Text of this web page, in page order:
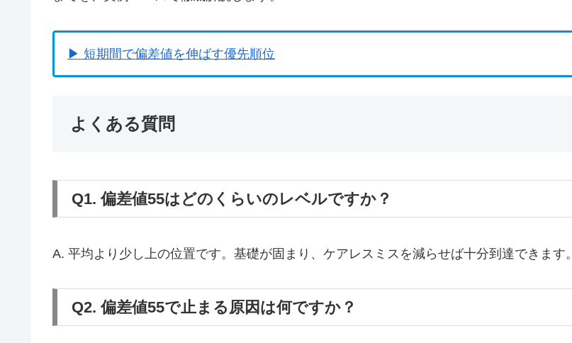
▶ 短期間で偏差値を伸ばす優先順位
よくある質問
Q1. 偏差値55はどのくらいのレベルですか？
A. 平均より少し上の位置です。基礎が固まり、ケアレスミスを減らせば十分到達できます。
Q2. 偏差値55で止まる原因は何ですか？